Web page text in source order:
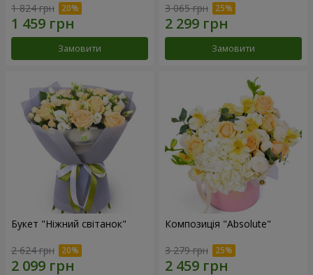
1 824 грн
Замовити
3 065 грн
Замовити
Букет "Ніжний світанок"
2 624 грн
Композиція "Absolute"
3 279 грн